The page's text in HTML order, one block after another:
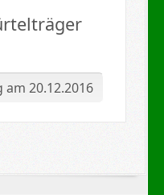
20.12.2016